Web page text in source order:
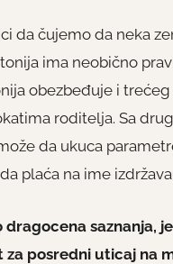
da čujemo da neka
ima neobično
obezbeđuje i
roditelja. Sa
da ukuca
plaća na ime
saznanja,
posredni uticaj na